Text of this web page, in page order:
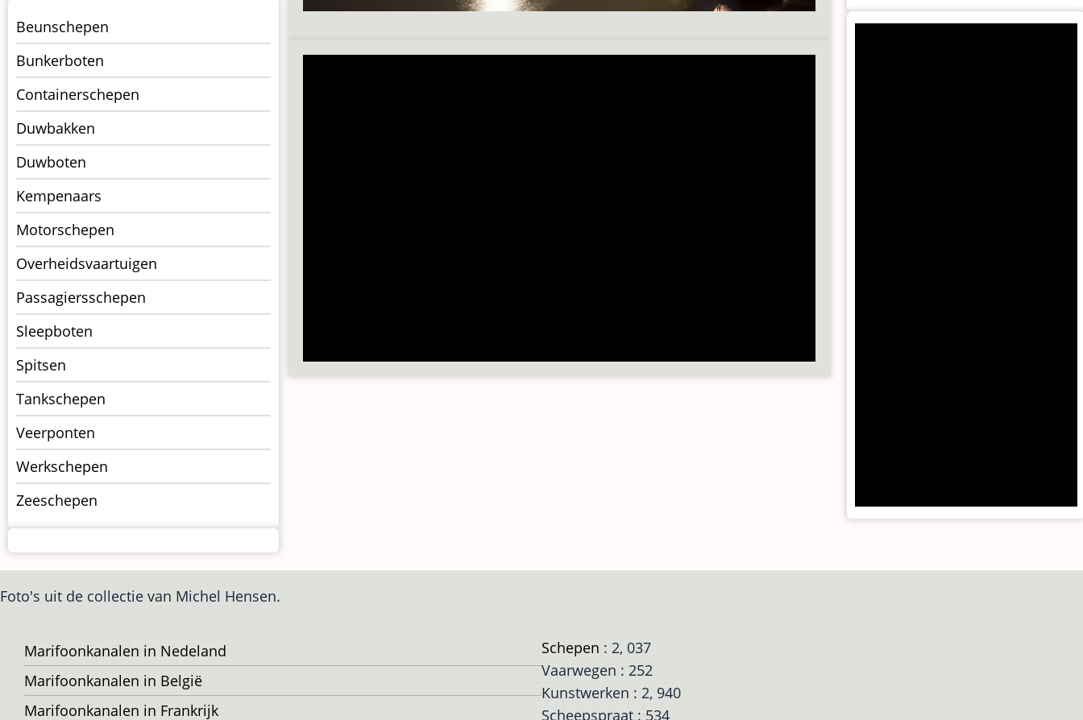
Menu
Schepen
Beunschepen
Bunkerboten
Containerschepen
Duwbakken
Duwboten
Kempenaars
Motorschepen
Overheidsvaartuigen
Passagiersschepen
Sleepboten
Spitsen
Tankschepen
Veerponten
Werkschepen
Zeeschepen
Foto's uit de collectie van Michel Hensen.
Voet
Marifoonkanalen in Nedeland
Marifoonkanalen in België
Marifoonkanalen in Frankrijk
Schepen : 2, 037
Vaarwegen : 252
Kunstwerken : 2, 940
Scheepspraat : 534